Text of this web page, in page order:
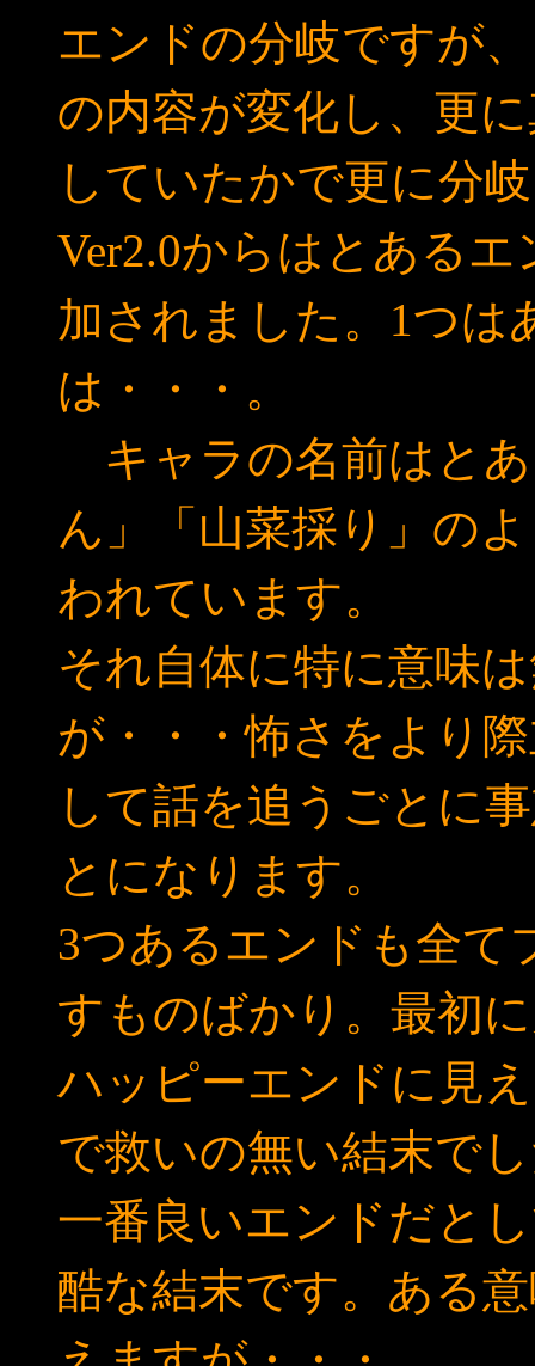
エンドの分岐ですが
の内容が変化し、更
していたかで更に分
Ver2.0からはとある
加されました。1つは
は・・・。
キャラの名前はと
ん」「山菜採り」の
われています。
それ自体に特に意味
が・・・怖さをより
して話を追うごとに
とになります。
3つあるエンドも全て
すものばかり。最初
ハッピーエンドに見
で救いの無い結末で
一番良いエンドだと
酷な結末です。ある